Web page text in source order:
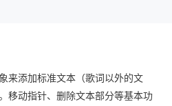
来添加标准文本（歌词以外的文
移动指针、删除文本部分等基本功